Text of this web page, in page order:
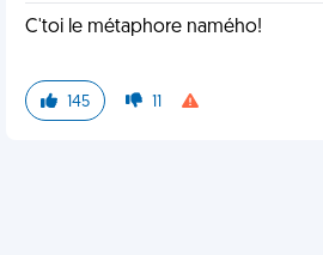
C'toi le métaphore namého!
145 11